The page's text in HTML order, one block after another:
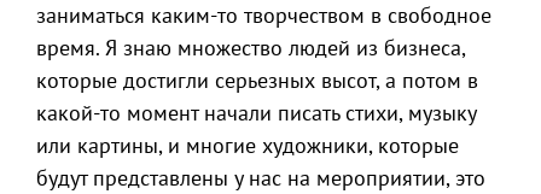
заниматься каким-то творчеством в свободное
время. Я знаю множество людей из бизнеса,
которые достигли серьезных высот, а потом в
какой-то момент начали писать стихи, музыку
или картины, и многие художники, которые
будут представлены у нас на мероприятии, это